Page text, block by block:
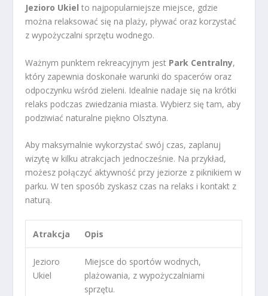
Jezioro Ukiel to najpopularniejsze miejsce, gdzie
można relaksować się na plaży, pływać oraz korzystać
z wypożyczalni sprzętu wodnego.
Ważnym punktem rekreacyjnym jest Park Centralny,
który zapewnia doskonałe warunki do spacerów oraz
odpoczynku wśród zieleni. Idealnie nadaje się na krótki
relaks podczas zwiedzania miasta. Wybierz się tam, aby
podziwiać naturalne piękno Olsztyna.
Aby maksymalnie wykorzystać swój czas, zaplanuj
wizytę w kilku atrakcjach jednocześnie. Na przykład,
możesz połączyć aktywność przy jeziorze z piknikiem w
parku. W ten sposób zyskasz czas na relaks i kontakt z
naturą.
Atrakcja Opis
Jezioro
Ukiel
Miejsce do sportów wodnych,
plażowania, z wypożyczalniami
sprzętu.